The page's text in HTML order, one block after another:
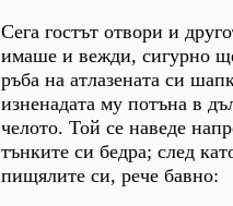
Сега гостът отвори и
имаше и вежди, сигурно
ръба на атлазената си
изненадата му потъна в
челото. Той се наведе
тънките си бедра; след
пищялите си, рече бавно: